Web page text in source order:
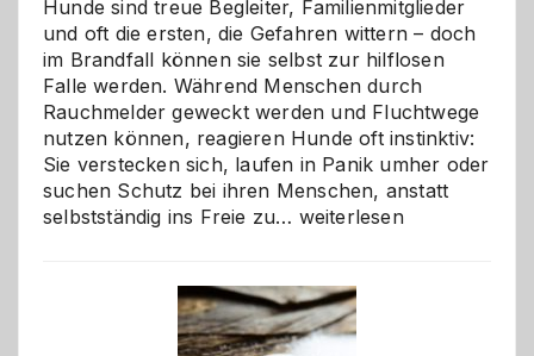
Hunde sind treue Begleiter, Familienmitglieder
und oft die ersten, die Gefahren wittern – doch
im Brandfall können sie selbst zur hilflosen
Falle werden. Während Menschen durch
Rauchmelder geweckt werden und Fluchtwege
nutzen können, reagieren Hunde oft instinktiv:
Sie verstecken sich, laufen in Panik umher oder
suchen Schutz bei ihren Menschen, anstatt
selbstständig ins Freie zu… Wenn
Freund
in
Gefahr
weiterlesen